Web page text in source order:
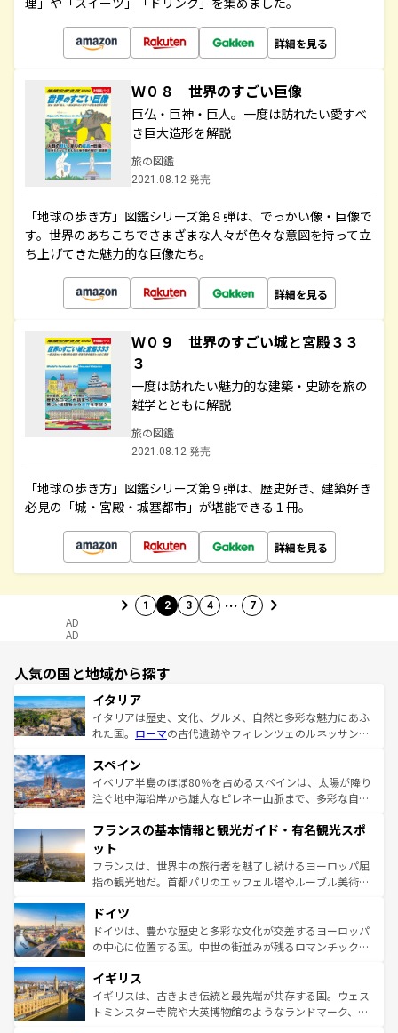
詳細を見る
Ｗ０８ 世界のすごい巨像
巨仏・巨神・巨人。一度は訪れたい愛すべ
き巨大造形を解説
旅の図鑑
2021.08.12 発売
「地球の歩き方」図鑑シリーズ第８弾は、でっかい像・巨像で
す。世界のあちこちでさまざまな人々が色々な意図を持って立
ち上げてきた魅力的な巨像たち。
詳細を見る
Ｗ０９ 世界のすごい城と宮殿３３
３
一度は訪れたい魅力的な建築・史跡を旅の
雑学とともに解説
旅の図鑑
2021.08.12 発売
「地球の歩き方」図鑑シリーズ第９弾は、歴史好き、建築好き
必見の「城・宮殿・城塞都市」が堪能できる１冊。
詳細を見る
1 2 3 4 … 7
AD
AD
人気の国と地域から探す
イタリア
イタリアは歴史、文化、グルメ、自然と多彩な魅力にあふ
れた国。 ローマの古代遺跡やフィレンツェのルネッサンス
ろん、トスカーナの美しい田園風景やアマルフィ海岸の絶
景など、自然景観も見逃せない。観光の合間には、本場の
ピザやパスタなど、絶品のイタリア料理を堪能することも
ませてくれるイタリアで、忘れられない旅をしてみよう！
なお、新着のイタリア情報は
しい。
スペイン
イベリア半島のほぼ80％を占めるスペインは、太陽が降り
注ぐ地中海沿岸から雄大なピレネー山脈まで、多彩な自然
文化が根付くこの国では、情熱的なフラメンコ、熱気あふ
れる闘牛、そして美味しいタパスが生活の一部となってい
る。首都マドリードの洗練された雰囲気や、バルセロナの
アートに溢れた街角から、地方では古代ローマ遺跡や中世
せる。地方によって風土や気候が異なるスペインはその個
性で訪れる人を魅了する。 なお、新着のスペイン情報は コ
ンテンツ一覧を参照してほしい。
フランスの基本情報と観光ガイド・有名観光スポ
ット
フランスは、世界中の旅行者を魅了し続けるヨーロッパ屈
指の観光地だ。首都パリのエッフェル塔やルーブル美術館
で、幅広い魅力が詰まっている。華麗な宮殿、歴史的な大
聖堂、美しいビーチ、そして豊かな自然が、訪れる者を心
から魅了する。また、フランスは美食の国としても知ら
いる。シャンパンの発祥地であるランス、プロヴァンスの
香り高いラベンダー畑など、多彩な楽しみ方が可能だ。さ
らに、パリ以外の地域にも魅力が溢れており、どの街角に
ドイツ
ドイツは、豊かな歴史と多彩な文化が交差するヨーロッパ
の中心に位置する国。中世の街並みが残るロマンチック街
顔を持つこの国は、どこを歩いても飽きることがない。ベ
ルリンの文化的活気、バイエルン州のアルプスの絶景、そ
してライン川沿いのワイン畑といった風景は必見。ビール
イギリス
イギリスは、古きよき伝統と最先端が共存する国。ウェス
トミンスター寺院や大英博物館のようなランドマーク、歴